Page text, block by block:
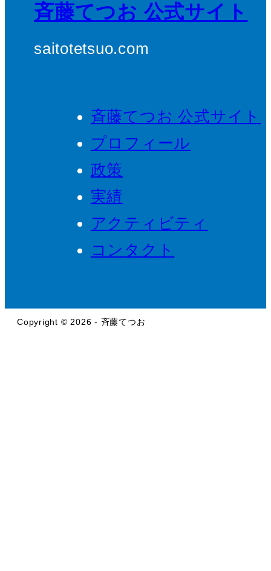
斉藤てつお 公式サイト
saitotetsuo.com
斉藤てつお 公式サイト
プロフィール
政策
実績
アクティビティ
コンタクト
Copyright © 2026 - 斉藤てつお